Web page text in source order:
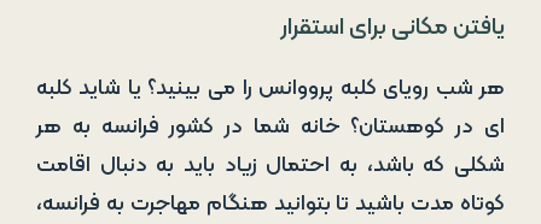
یافتن مکانی برای استقرار
هر شب رویای کلبه پرووانس را می بینید؟ یا شاید کلبه
ای در کوهستان؟ خانه شما در کشور فرانسه به هر
شکلی که باشد، به احتمال زیاد باید به دنبال اقامت
کوتاه مدت باشید تا بتوانید هنگام مهاجرت به فرانسه،